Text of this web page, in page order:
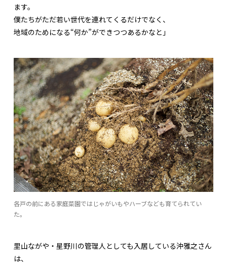
ます。
僕たちがただ若い世代を連れてくるだけでなく、
地域のためになる“何か”ができつつあるかなと」
各戸の前にある家庭菜園ではじゃがいもやハーブなども育てられてい
た。
里山ながや・星野川の管理人としても入居している沖雅之さん
は、